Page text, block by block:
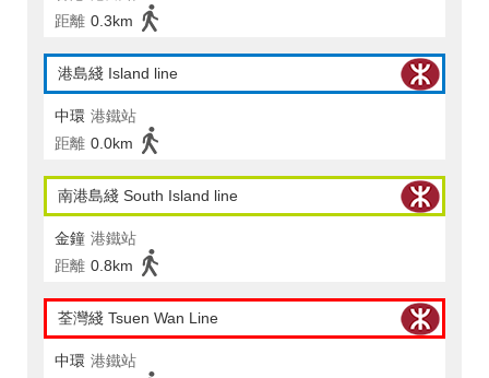
距離 0.3km
港島綫 Island line
中環 港鐵站
距離 0.0km
南港島綫 South Island line
金鐘 港鐵站
距離 0.8km
荃灣綫 Tsuen Wan Line
中環 港鐵站